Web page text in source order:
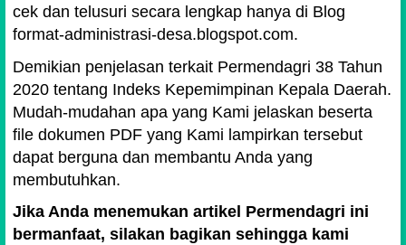
cek dan telusuri secara lengkap hanya di Blog
format-administrasi-desa.blogspot.com.
Demikian penjelasan terkait Permendagri 38 Tahun
2020 tentang Indeks Kepemimpinan Kepala Daerah.
Mudah-mudahan apa yang Kami jelaskan beserta
file dokumen PDF yang Kami lampirkan tersebut
dapat berguna dan membantu Anda yang
membutuhkan.
Jika Anda menemukan artikel Permendagri ini
bermanfaat, silakan bagikan sehingga kami